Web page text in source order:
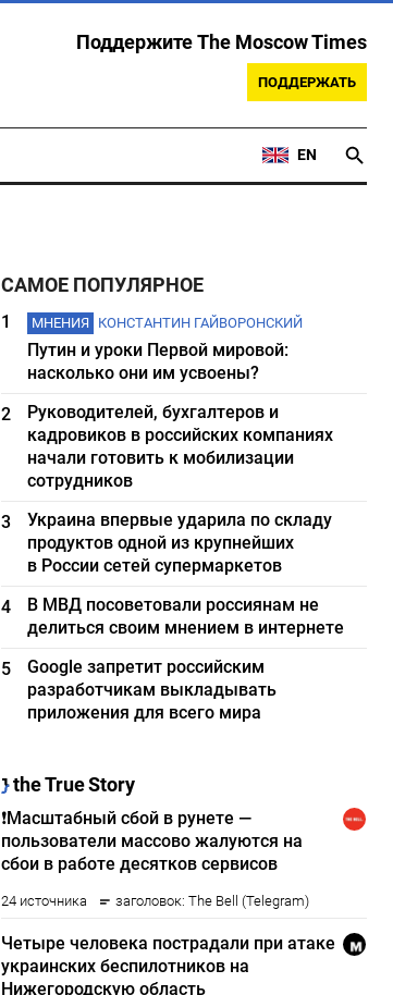
Поддержите The Moscow Times
ПОДДЕРЖАТЬ
EN
САМОЕ ПОПУЛЯРНОЕ
1 МНЕНИЯ КОНСТАНТИН ГАЙВОРОНСКИЙ
Путин и уроки Первой мировой:
насколько они им усвоены?
2
Руководителей, бухгалтеров и
кадровиков в российских компаниях
начали готовить к мобилизации
сотрудников
3
Украина впервые ударила по складу
продуктов одной из крупнейших
в России сетей супермаркетов
4
В МВД посоветовали россиянам не
делиться своим мнением в интернете
5
Google запретит российским
разработчикам выкладывать
приложения для всего мира